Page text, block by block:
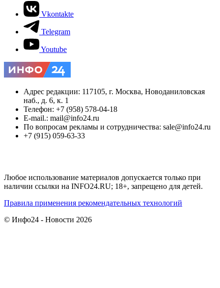
Vkontakte
Telegram
Youtube
Адрес редакции: 117105, г. Москва, Новоданиловская
наб., д. 6, к. 1
Телефон: +7 (958) 578-04-18
E-mail.: mail@info24.ru
По вопросам рекламы и сотрудничества: sale@info24.ru
+7 (915) 059-63-33
Любое использование материалов допускается только при
наличии ссылки на INFO24.RU; 18+, запрещено для детей.
Правила применения рекомендательных технологий
© Инфо24 - Новости 2026